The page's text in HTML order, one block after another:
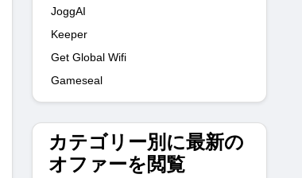
JoggAI
Keeper
Get Global Wifi
Gameseal
カテゴリー別に最新の
オファーを閲覧